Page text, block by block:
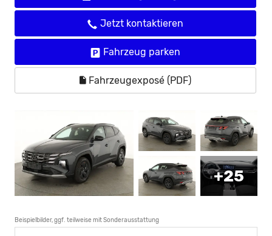
Jetzt kontaktieren
Fahrzeug parken
Fahrzeugexposé (PDF)
+25
Beispielbilder, ggf. teilweise mit Sonderausstattung